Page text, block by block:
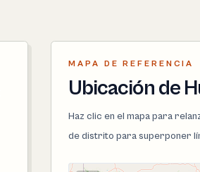
MAPA DE REFERENCIA
Ubicación de
Haz clic en el mapa para
de distrito para superponer